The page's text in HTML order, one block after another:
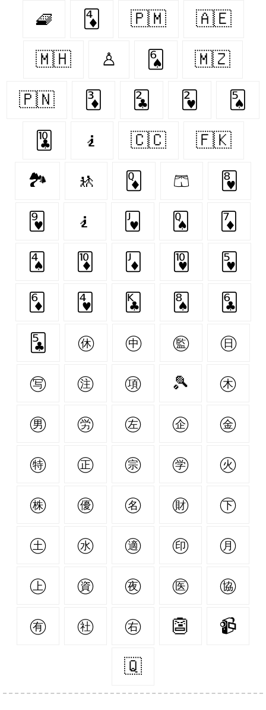
🧇 🃄 🇵🇲 🇦🇪
🇲🇭 ♙ 🂦 🇲🇿
🇵🇳 🃃 🃒 🂲 🂥
🃚 🧎‍ 🇨🇨 🇫🇰
🏞 🚸 🃍 🩳 🂸
🂹 🧎‍️ 🂻 🂭 🃇
🂤 🃊 🃋 🂺 🂵
🃆 🂴 🃞 🂨 🃖
🃕 ㊡ ㊥ ㊬ ㊐
㊢ ㊟ ㊠ 🎾 ㊍
㊚ ㊘ ㊧ ㊭ ㊎
㊕ ㊣ ㊪ ㊫ ㊋
㊑ ㊝ ㊔ ㊖ ㊦
㊏ ㊌ ㊜ ㊞ ㊊
㊤ ㊮ ㊰ ㊩ ㊯
㊒ ㊓ ㊨ 👺 📹
🇶